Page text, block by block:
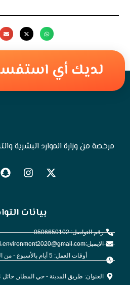
لديك أي
مرخصة من وزارة الموارد البشرية
بيانات
رقم التواصل: 0506650102
الايميل:hail.environment2020@gmail.com
أوقات العمل: 5 أيام
العنوان: طريق المدينة - حي المطار, حائل 84004